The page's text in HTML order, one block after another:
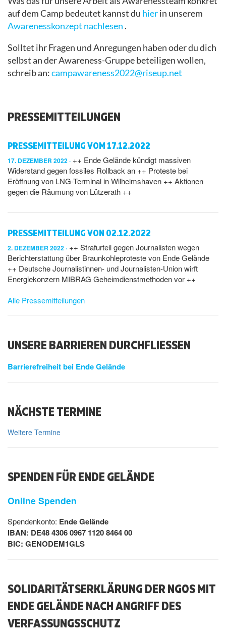
auf dem Camp bedeutet kannst du hierin unserem
Awarenesskonzept nachlesen .
Solltet ihr Fragen und Anregungen haben oder du dich
selbst an der Awareness-Gruppe beteiligen wollen,
schreib an:campawareness2022@riseup.net
PRESSEMITTEILUNGEN
PRESSEMITTEILUNG VOM 17.12.2022
17. DEZEMBER 2022
++ Ende Gelände kündigt massiven
Widerstand gegen fossiles Rollback an ++ Proteste bei
Eröffnung von LNG-Terminal in Wilhelmshaven ++ Aktionen
gegen die Räumung von Lützerath ++
PRESSEMITTEILUNG VON 02.12.2022
2. DEZEMBER 2022
++ Strafurteil gegen Journalisten wegen
Berichterstattung über Braunkohleproteste von Ende Gelände
++ Deutsche Journalistinnen- und Journalisten-Union wirft
Energiekonzern MIBRAG Geheimdienstmethoden vor ++
Alle Pressemitteilungen
UNSERE BARRIEREN DURCHFLIESSEN
Barrierefreiheit bei Ende Gelände
NÄCHSTE TERMINE
Weitere Termine
SPENDEN FÜR ENDE GELÄNDE
Online Spenden
Spendenkonto: Ende Gelände
IBAN: DE48 4306 0967 1120 8464 00
BIC: GENODEM1GLS
SOLIDARITÄTSERKLÄRUNG DER NGOS MIT
ENDE GELÄNDE NACH ANGRIFF DES
VERFASSUNGSSCHUTZ